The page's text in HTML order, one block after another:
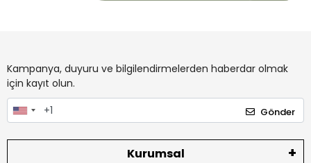
Kampanya, duyuru ve bilgilendirmelerden haberdar olmak
için kayıt olun.
Gönder
Kurumsal